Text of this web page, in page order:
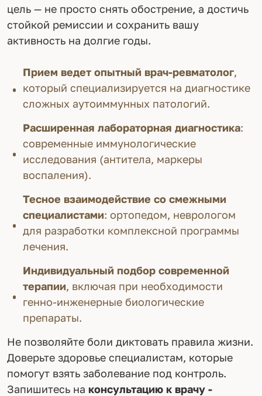
цель — не просто снять обострение, а достичь
стойкой ремиссии и сохранить вашу
активность на долгие годы.
Прием ведет опытный врач-ревматолог,
который специализируется на диагностике
сложных аутоиммунных патологий.
Расширенная лабораторная диагностика:
современные иммунологические
исследования (антитела, маркеры
воспаления).
Тесное взаимодействие со смежными
специалистами: ортопедом, неврологом
для разработки комплексной программы
лечения.
Индивидуальный подбор современной
терапии, включая при необходимости
генно-инженерные биологические
препараты.
Не позволяйте боли диктовать правила жизни.
Доверьте здоровье специалистам, которые
помогут взять заболевание под контроль.
Запишитесь на консультацию к врачу -